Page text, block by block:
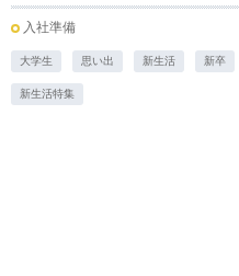
入社準備
大学生 思い出 新生活 新卒
新生活特集